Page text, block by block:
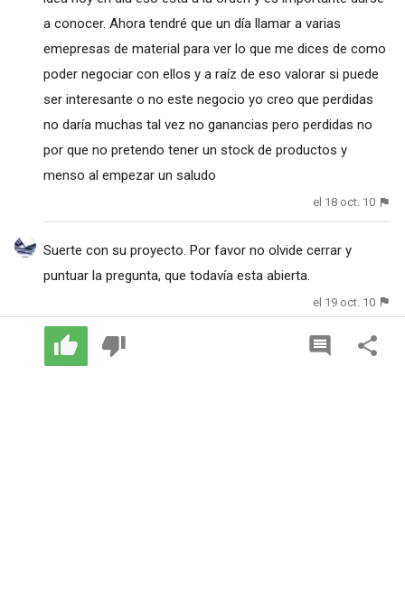
a conocer. Ahora tendré que un día llamar a varias
emepresas de material para ver lo que me dices de como
poder negociar con ellos y a raíz de eso valorar si puede
ser interesante o no este negocio yo creo que perdidas
no daría muchas tal vez no ganancias pero perdidas no
por que no pretendo tener un stock de productos y
menso al empezar un saludo
el 18 oct. 10
Suerte con su proyecto. Por favor no olvide cerrar y
puntuar la pregunta, que todavía esta abierta.
el 19 oct. 10